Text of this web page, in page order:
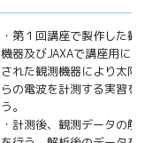
・第１回講座で製作した観
機器及びJAXAで講座用に
された観測機器により太陽
らの電波を計測する実習を
う。
・計測後、観測データの解